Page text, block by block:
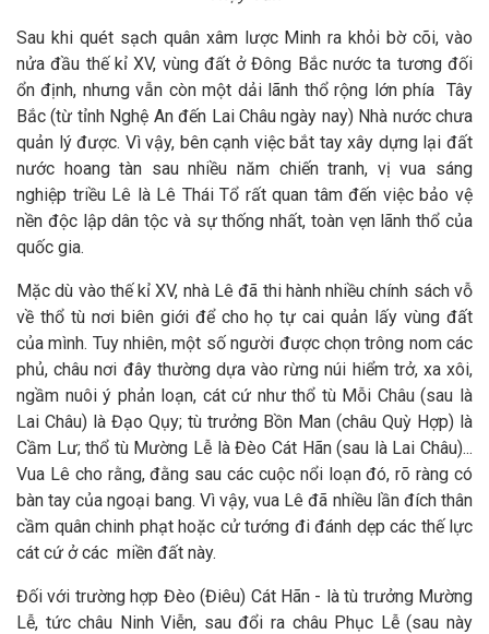
Sau khi quét sạch quân xâm lược Minh ra khỏi bờ cõi, vào
nửa đầu thế kỉ XV, vùng đất ở Đông Bắc nước ta tương đối
ổn định, nhưng vẫn còn một dải lãnh thổ rộng lớn phía Tây
Bắc (từ tỉnh Nghệ An đến Lai Châu ngày nay) Nhà nước chưa
quản lý được. Vì vậy, bên cạnh việc bắt tay xây dựng lại đất
nước hoang tàn sau nhiều năm chiến tranh, vị vua sáng
nghiệp triều Lê là Lê Thái Tổ rất quan tâm đến việc bảo vệ
nền độc lập dân tộc và sự thống nhất, toàn vẹn lãnh thổ của
quốc gia.
Mặc dù vào thế kỉ XV, nhà Lê đã thi hành nhiều chính sách vỗ
về thổ tù nơi biên giới để cho họ tự cai quản lấy vùng đất
của mình. Tuy nhiên, một số người được chọn trông nom các
phủ, châu nơi đây thường dựa vào rừng núi hiểm trở, xa xôi,
ngầm nuôi ý phản loạn, cát cứ như thổ tù Mỗi Châu (sau là
Lai Châu) là Đạo Qụy; tù trưởng Bồn Man (châu Quỳ Hợp) là
Cầm Lư; thổ tù Mường Lễ là Đèo Cát Hãn (sau là Lai Châu)...
Vua Lê cho rằng, đằng sau các cuộc nổi loạn đó, rõ ràng có
bàn tay của ngoại bang. Vì vậy, vua Lê đã nhiều lần đích thân
cầm quân chinh phạt hoặc cử tướng đi đánh dẹp các thế lực
cát cứ ở các miền đất này.
Đối với trường hợp Đèo (Điêu) Cát Hãn - là tù trưởng Mường
Lễ, tức châu Ninh Viễn, sau đổi ra châu Phục Lễ (sau này